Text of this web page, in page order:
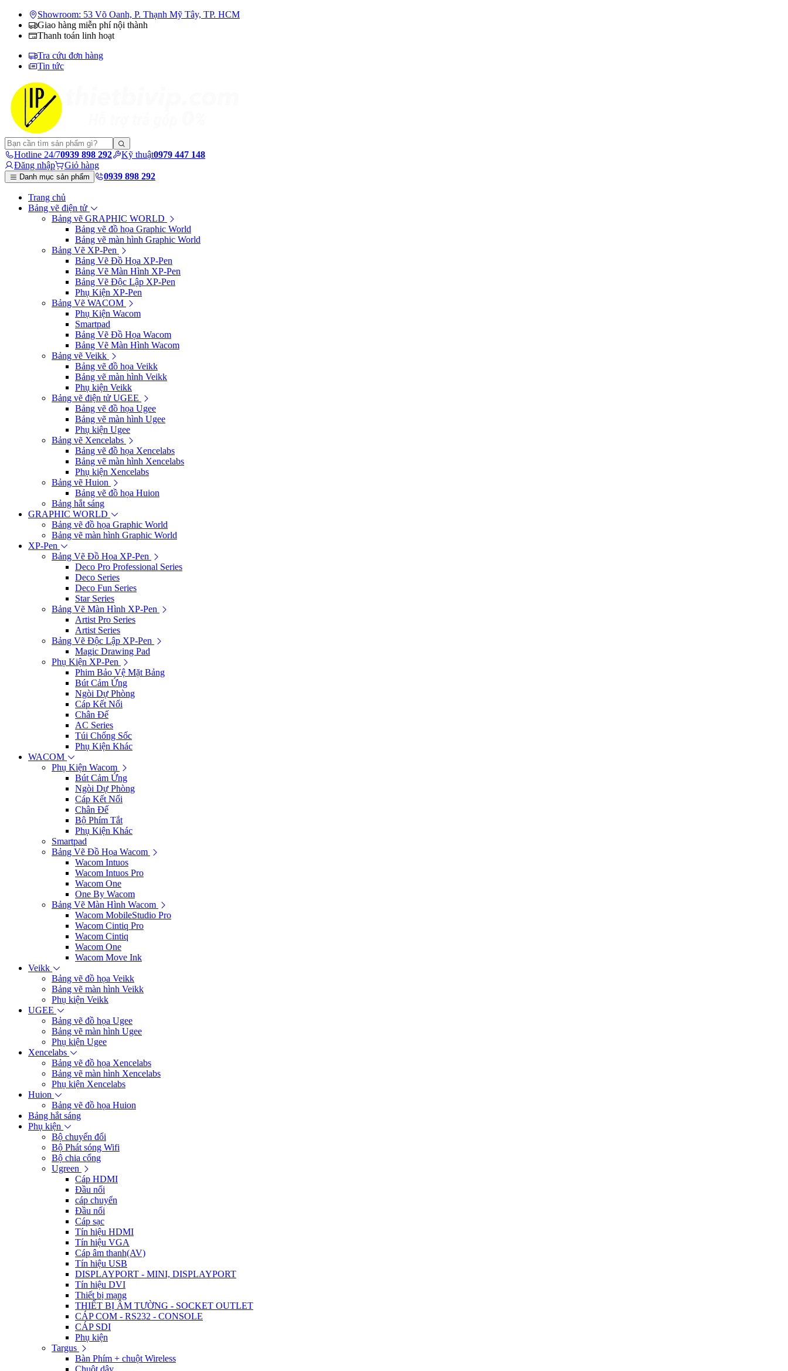
Showroom: 53 Võ Oanh, P. Thạnh Mỹ Tây, TP. HCM
Giao hàng miễn phí nội thành
Thanh toán linh hoạt
Tra cứu đơn hàng
Tin tức
Hotline 24/70939 898 292 Kỹ thuật0979 447 148
Đăng nhập
Giỏ hàng
Danh mục sản phẩm 0939 898 292
Trang chủ
Bảng vẽ điện tử
Bảng vẽ GRAPHIC WORLD
Bảng vẽ đồ họa Graphic World
Bảng vẽ màn hình Graphic World
Bảng Vẽ XP-Pen
Bảng Vẽ Đồ Họa XP-Pen
Bảng Vẽ Màn Hình XP-Pen
Bảng Vẽ Độc Lập XP-Pen
Phụ Kiện XP-Pen
Bảng Vẽ WACOM
Phụ Kiện Wacom
Smartpad
Bảng Vẽ Đồ Họa Wacom
Bảng Vẽ Màn Hình Wacom
Bảng vẽ Veikk
Bảng vẽ đồ họa Veikk
Bảng vẽ màn hình Veikk
Phụ kiện Veikk
Bảng vẽ điện tử UGEE
Bảng vẽ đồ họa Ugee
Bảng vẽ màn hình Ugee
Phụ kiện Ugee
Bảng vẽ Xencelabs
Bảng vẽ đồ họa Xencelabs
Bảng vẽ màn hình Xencelabs
Phụ kiện Xencelabs
Bảng vẽ Huion
Bảng vẽ đồ họa Huion
Bảng hắt sáng
GRAPHIC WORLD
Bảng vẽ đồ họa Graphic World
Bảng vẽ màn hình Graphic World
XP-Pen
Bảng Vẽ Đồ Họa XP-Pen
Deco Pro Professional Series
Deco Series
Deco Fun Series
Star Series
Bảng Vẽ Màn Hình XP-Pen
Artist Pro Series
Artist Series
Bảng Vẽ Độc Lập XP-Pen
Magic Drawing Pad
Phụ Kiện XP-Pen
Phim Bảo Vệ Mặt Bảng
Bút Cảm Ứng
Ngòi Dự Phòng
Cáp Kết Nối
Chân Đế
AC Series
Túi Chống Sốc
Phụ Kiện Khác
WACOM
Phụ Kiện Wacom
Bút Cảm Ứng
Ngòi Dự Phòng
Cáp Kết Nối
Chân Đế
Bộ Phím Tắt
Phụ Kiện Khác
Smartpad
Bảng Vẽ Đồ Họa Wacom
Wacom Intuos
Wacom Intuos Pro
Wacom One
One By Wacom
Bảng Vẽ Màn Hình Wacom
Wacom MobileStudio Pro
Wacom Cintiq Pro
Wacom Cintiq
Wacom One
Wacom Move Ink
Veikk
Bảng vẽ đồ họa Veikk
Bảng vẽ màn hình Veikk
Phụ kiện Veikk
UGEE
Bảng vẽ đồ họa Ugee
Bảng vẽ màn hình Ugee
Phụ kiện Ugee
Xencelabs
Bảng vẽ đồ họa Xencelabs
Bảng vẽ màn hình Xencelabs
Phụ kiện Xencelabs
Huion
Bảng vẽ đồ họa Huion
Bảng hắt sáng
Phụ kiện
Bộ chuyển đổi
Bộ Phát sóng Wifi
Bộ chia cổng
Ugreen
Cáp HDMI
Đầu nối
cáp chuyển
Đầu nối
Cáp sạc
Tín hiệu HDMI
Tín hiệu VGA
Cáp âm thanh(AV)
Tín hiệu USB
DISPLAYPORT - MINI, DISPLAYPORT
Tín hiệu DVI
Thiết bị mạng
THIẾT BỊ ÂM TƯỜNG - SOCKET OUTLET
CÁP COM - RS232 - CONSOLE
CÁP SDI
Phụ kiện
Targus
Bàn Phím + chuột Wireless
Chuột dây